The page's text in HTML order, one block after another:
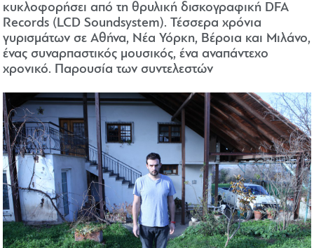
κυκλοφορήσει από τη θρυλική δισκογραφική DFA
Records (LCD Soundsystem). Τέσσερα χρόνια
γυρισμάτων σε Αθήνα, Νέα Υόρκη, Βέροια και Μιλάνο,
ένας συναρπαστικός μουσικός, ένα αναπάντεχο
χρονικό. Παρουσία των συντελεστών